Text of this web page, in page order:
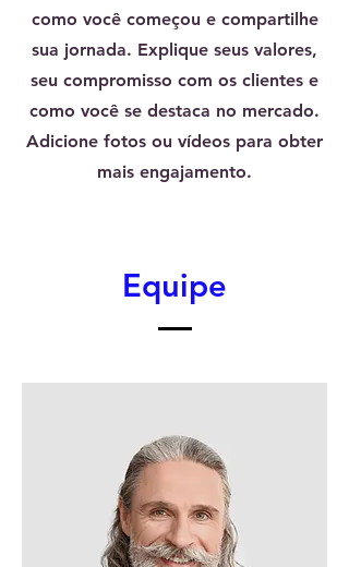
como você começou e compartilhe
sua jornada. Explique seus valores,
seu compromisso com os clientes e
como você se destaca no mercado.
Adicione fotos ou vídeos para obter
mais engajamento.
Equipe